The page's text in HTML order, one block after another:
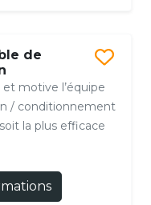
de
motive l’équipe
/ conditionnement
la plus efficace